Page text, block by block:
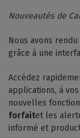
Nouveautés de
Nous avons
grâce à une
Accédez
applications, à
nouvelles
forfaitet les
informé et